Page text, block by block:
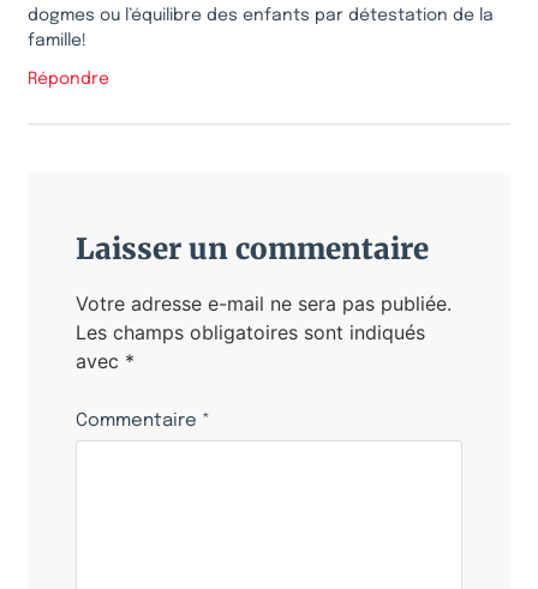
dogmes ou l’équilibre des enfants par détestation de la
famille!
Répondre
Laisser un commentaire
Votre adresse e-mail ne sera pas publiée.
Les champs obligatoires sont indiqués
avec *
Commentaire *